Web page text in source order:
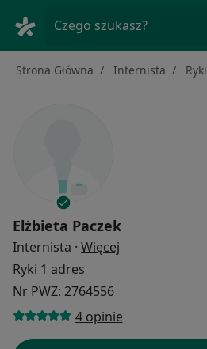
Czego szukasz?
Strona Główna Internista Ryki
Elżbieta Paczek
Internista · Więcej
Ryki 1 adres
Nr PWZ: 2764556
4 opinie